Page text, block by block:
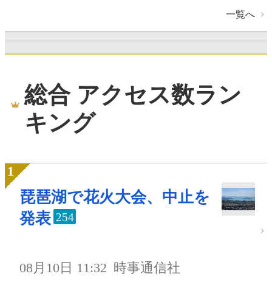
一覧へ
総合 アクセス数ラン
キング
琵琶湖で花火大会、中止を
発表 254
08月10日 11:32 時事通信社